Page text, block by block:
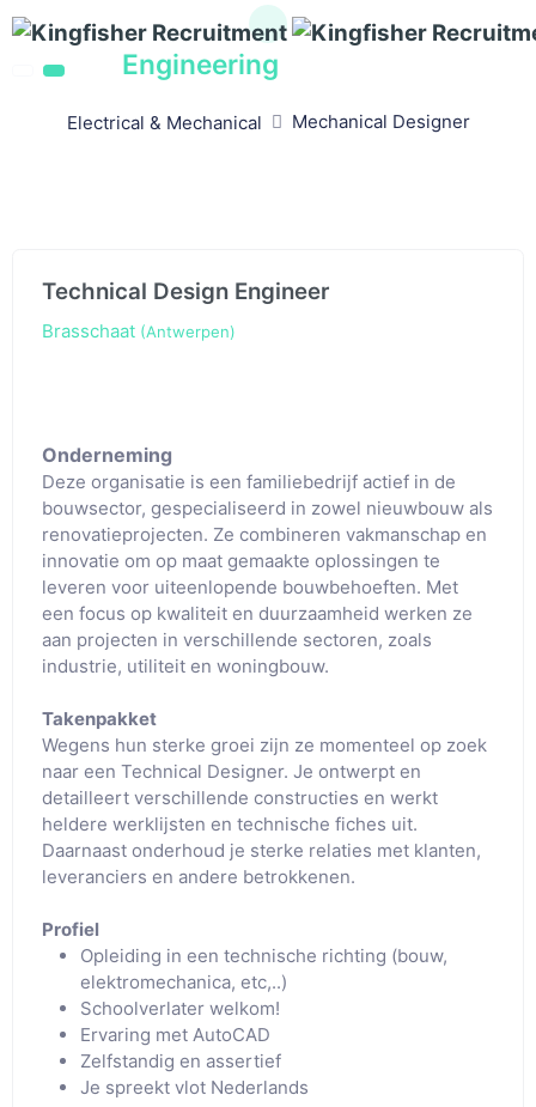
Engineering
Electrical & Mechanical Mechanical Designer
Technical Design Engineer
Brasschaat (Antwerpen)
Onderneming
Deze organisatie is een familiebedrijf actief in de
bouwsector, gespecialiseerd in zowel nieuwbouw als
renovatieprojecten. Ze combineren vakmanschap en
innovatie om op maat gemaakte oplossingen te
leveren voor uiteenlopende bouwbehoeften. Met
een focus op kwaliteit en duurzaamheid werken ze
aan projecten in verschillende sectoren, zoals
industrie, utiliteit en woningbouw.
Takenpakket
Wegens hun sterke groei zijn ze momenteel op zoek
naar een Technical Designer. Je ontwerpt en
detailleert verschillende constructies en werkt
heldere werklijsten en technische fiches uit.
Daarnaast onderhoud je sterke relaties met klanten,
leveranciers en andere betrokkenen.
Profiel
Opleiding in een technische richting (bouw,
elektromechanica, etc,..)
Schoolverlater welkom!
Ervaring met AutoCAD
Zelfstandig en assertief
Je spreekt vlot Nederlands